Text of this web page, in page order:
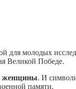
для молодых
Великой Победе.
женщины. И
памяти.